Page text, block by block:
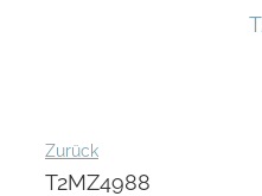
Zurück
T2MZ4988